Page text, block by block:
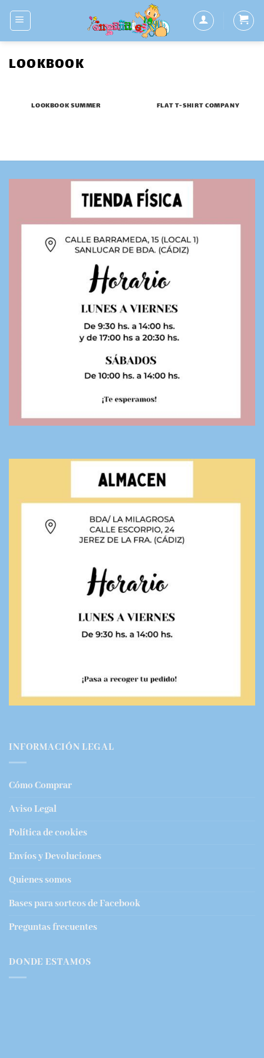
contenido
LOOKBOOK
LOOKBOOK SUMMER FLAT T-SHIRT COMPANY
INFORMACIÓN LEGAL
Cómo Comprar
Aviso Legal
Política de cookies
Envíos y Devoluciones
Quienes somos
Bases para sorteos de Facebook
Preguntas frecuentes
DONDE ESTAMOS